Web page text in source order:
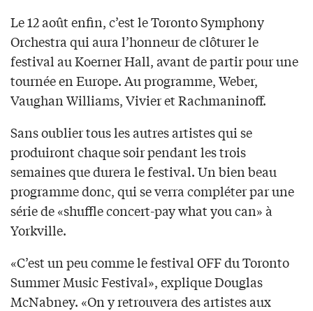
Le 12 août enfin, c’est le Toronto Symphony
Orchestra qui aura l’honneur de clôturer le
festival au Koerner Hall, avant de partir pour une
tournée en Europe. Au programme, Weber,
Vaughan Williams, Vivier et Rachmaninoff.
Sans oublier tous les autres artistes qui se
produiront chaque soir pendant les trois
semaines que durera le festival. Un bien beau
programme donc, qui se verra compléter par une
série de «shuffle concert-pay what you can» à
Yorkville.
«C’est un peu comme le festival OFF du Toronto
Summer Music Festival», explique Douglas
McNabney. «On y retrouvera des artistes aux